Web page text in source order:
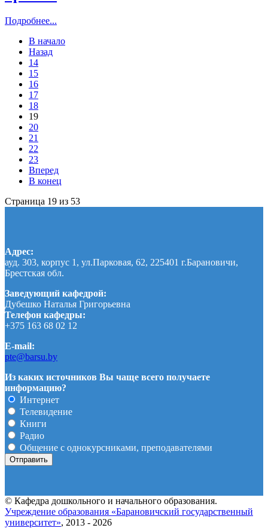
Подробнее...
В начало
Назад
14
15
16
17
18
19
20
21
22
23
Вперед
В конец
Страница 19 из 53
Адрес:
ауд. 303, корпус 1, ул.Парковая, 62, 225401 г.Барановичи,
Брестская обл.
Заведующий кафедрой:
Дубешко Наталья Григорьевна
Телефон кафедры:
+375 163 68 02 12
E-mail:
pte@barsu.by
Из каких источников Вы чаще всего получаете
информацию?
Интернет
Телевидение
Книги
Радио
Общение с однокурсниками, преподавателями
© Кафедра дошкольного и начального образования.
Учреждение образования «Барановичский государственный
университет», 2013 - 2026